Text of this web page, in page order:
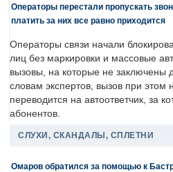
Операторы перестали пропускать
платить за них все равно приходится
Операторы связи начали
лиц без маркировки и массовые
вызовы, на которые не заключены
словам экспертов, вызов при этом
переводится на автоответчик, за
абонентов.
СЛУХИ, СКАНДАЛЫ, СПЛЕТНИ
Омаров обратился за помощью к